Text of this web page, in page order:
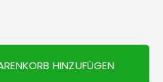
HINZUFÜGEN